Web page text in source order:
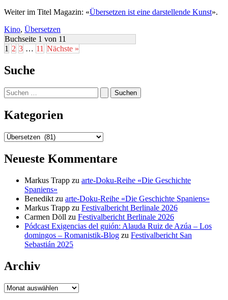
Weiter im Titel Magazin: «Übersetzen ist eine darstellende Kunst».
Kino, Übersetzen
Buchseite 1 von 11
1 2 3 … 11 Nächste »
Suche
Suchen
nach:
Kategorien
Kategorien
Neueste Kommentare
Markus Trapp zu arte-Doku-Reihe «Die Geschichte
Spaniens»
Benedikt zu arte-Doku-Reihe «Die Geschichte Spaniens»
Markus Trapp zu Festivalbericht Berlinale 2026
Carmen Döll zu Festivalbericht Berlinale 2026
Pódcast Exigencias del guión: Alauda Ruiz de Azúa – Los
domingos – Romanistik-Blog zu Festivalbericht San
Sebastián 2025
Archiv
Archiv